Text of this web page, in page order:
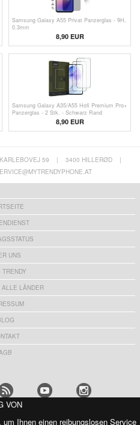
Samsung Galaxy A55 Privat Panzerglas - 9H,
0.3mm
8,90 EUR
Samsung Galaxy A35/A55 Hofi Premium Pro+
Panzerglas - 2 Stk. - Schwarz Rand
8,90 EUR
KARLEBOVEJ 59 | 3400 HILLERØD
|
UNS
TRENDY
ALLE LÄNDER
VON
, um Ihnen einen reibungslosen Service